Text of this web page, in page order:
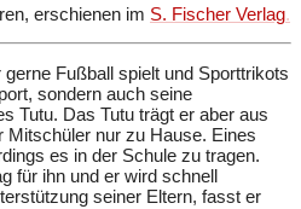
erschienen im S. Fischer Verlag.
Fußball spielt und Sporttrikots
sondern auch seine
Tutu. Das Tutu trägt er aber aus
nur zu Hause. Eines
es in der Schule zu tragen.
für ihn und er wird schnell
seiner Eltern, fasst er